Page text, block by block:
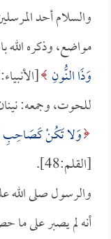
والسلام أحد
مواضع، وذكره
وَذَا النُّونِ
للحوت، وجمعه:
وَلا تَكُنْ كَصَاحِبِ
[القلم:48].
والرسول صلى الله
أنه لم يصبر على